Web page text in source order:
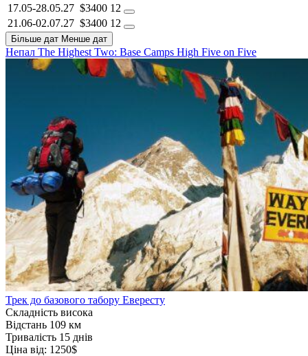
17.05-28.05.27 $3400 12
21.06-02.07.27 $3400 12
Більше дат Менше дат
Непал The Highest Two: Base Camps High Five on Five
Трек до базового табору Евересту
Складність висока
Відстань 109 км
Тривалість 15 днів
Ціна від: 1250$